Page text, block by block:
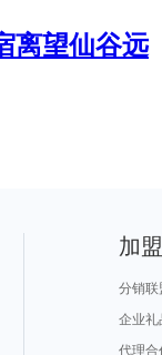
离望仙谷远
加
分销联
企业礼
代理合